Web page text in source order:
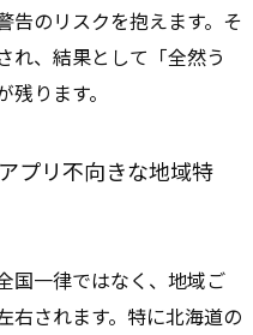
告のリスクを抱えます。そ
れ、結果として「全然う
ります。
プリ不向きな地域特
国一律ではなく、地域ご
右されます。特に北海道の